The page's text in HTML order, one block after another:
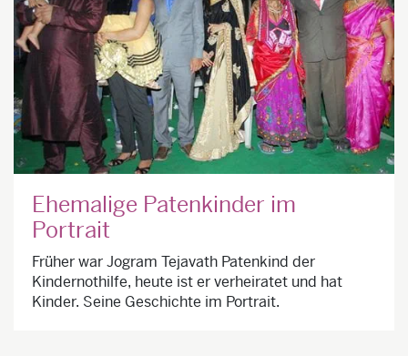
Ehemalige Patenkinder im
Portrait
Früher war Jogram Tejavath Patenkind der
Kindernothilfe, heute ist er verheiratet und hat
Kinder. Seine Geschichte im Portrait.